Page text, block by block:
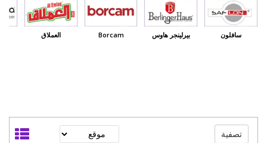
سافلون بيرلينجر هاوس Borcam العملاق
تصفية